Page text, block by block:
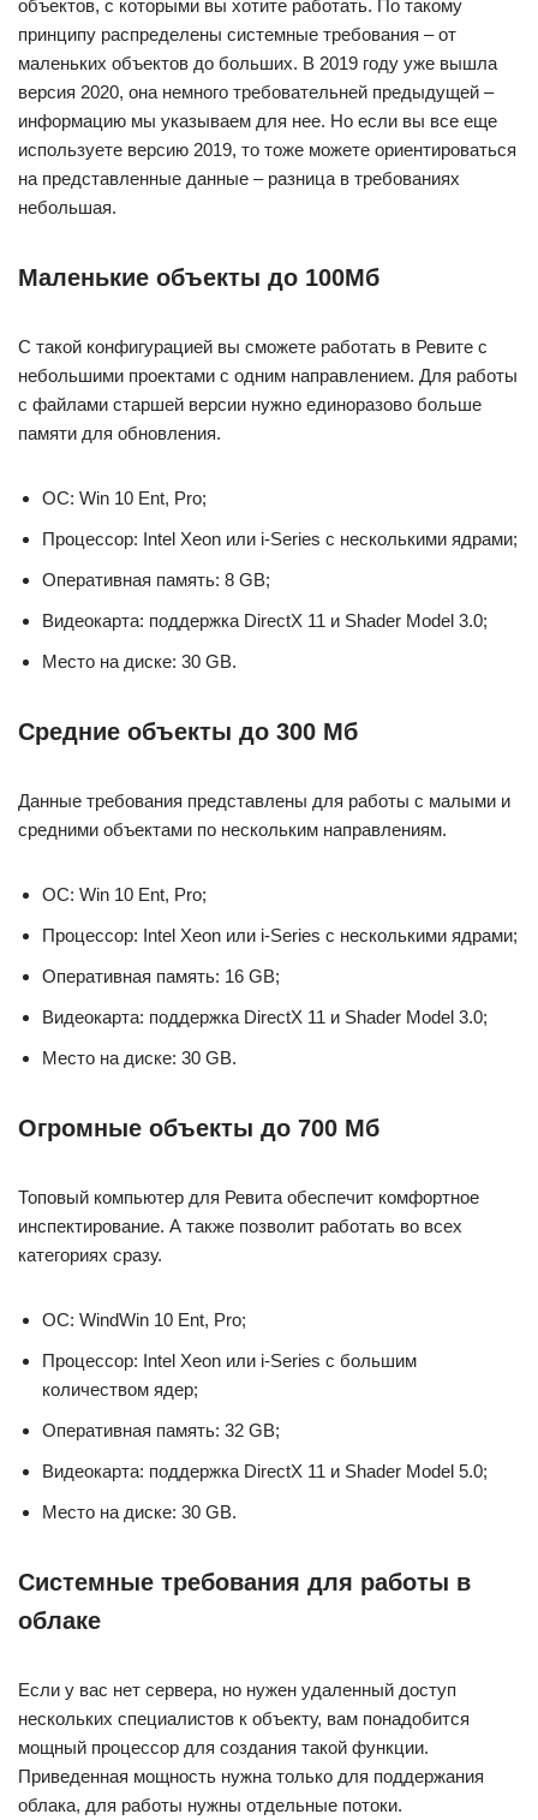
объектов, с которыми вы хотите работать. По такому
принципу распределены системные требования – от
маленьких объектов до больших. В 2019 году уже вышла
версия 2020, она немного требовательней предыдущей –
информацию мы указываем для нее. Но если вы все еще
используете версию 2019, то тоже можете ориентироваться
на представленные данные – разница в требованиях
небольшая.
Маленькие объекты до 100Мб
С такой конфигурацией вы сможете работать в Ревите с
небольшими проектами с одним направлением. Для работы
с файлами старшей версии нужно единоразово больше
памяти для обновления.
ОС: Win 10 Ent, Pro;
Процессор: Intel Xeon или i-Series с несколькими ядрами;
Оперативная память: 8 GB;
Видеокарта: поддержка DirectX 11 и Shader Model 3.0;
Место на диске: 30 GB.
Средние объекты до 300 Мб
Данные требования представлены для работы с малыми и
средними объектами по нескольким направлениям.
ОС: Win 10 Ent, Pro;
Процессор: Intel Xeon или i-Series с несколькими ядрами;
Оперативная память: 16 GB;
Видеокарта: поддержка DirectX 11 и Shader Model 3.0;
Место на диске: 30 GB.
Огромные объекты до 700 Мб
Топовый компьютер для Ревита обеспечит комфортное
инспектирование. А также позволит работать во всех
категориях сразу.
ОС: WindWin 10 Ent, Pro;
Процессор: Intel Xeon или i-Series с большим
количеством ядер;
Оперативная память: 32 GB;
Видеокарта: поддержка DirectX 11 и Shader Model 5.0;
Место на диске: 30 GB.
Системные требования для работы в
облаке
Если у вас нет сервера, но нужен удаленный доступ
нескольких специалистов к объекту, вам понадобится
мощный процессор для создания такой функции.
Приведенная мощность нужна только для поддержания
облака, для работы нужны отдельные потоки.